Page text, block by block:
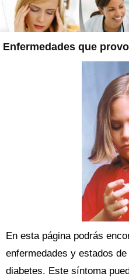
Enfermedades que
En esta página podrás
enfermedades y estados
diabetes. Este síntoma